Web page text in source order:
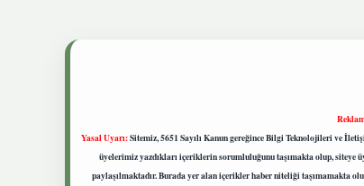
Yasal Uyarı:Sitemiz, 5651 Sayılı Kanun gereğince Bilgi Teknolojileri ve
üyelerimiz yazdıkları içeriklerin sorumluluğunu taşımakta olup, siteye
paylaşılmaktadır. Burada yer alan içerikler haber niteliği taşımamakta